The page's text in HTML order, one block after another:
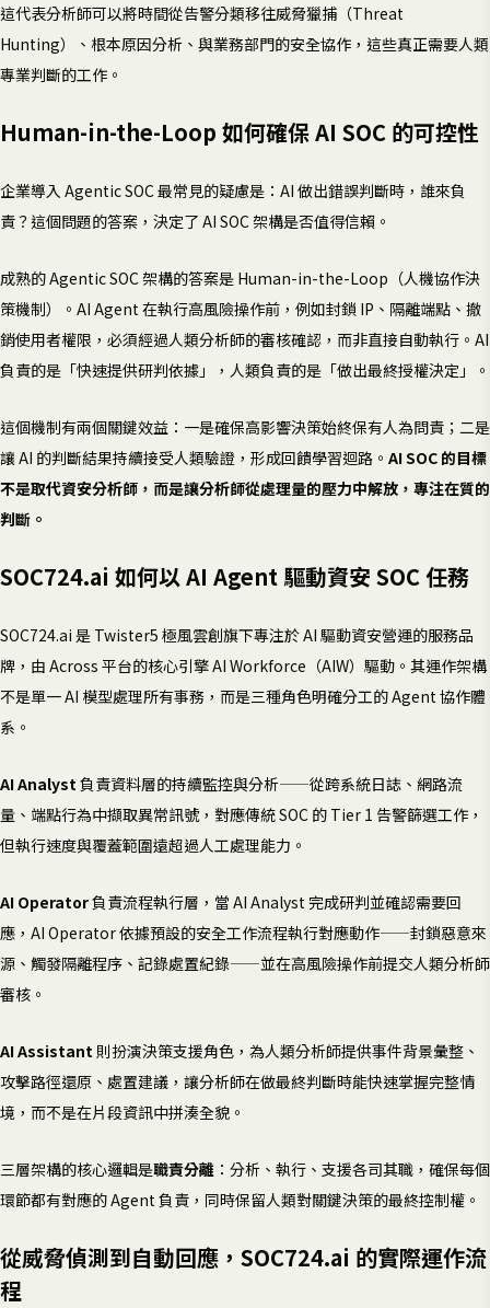
這代表分析師可以將時間從告警分類移往威脅獵捕（Threat
Hunting）、根本原因分析、與業務部門的安全協作，這些真正需要人類
專業判斷的工作。
Human-in-the-Loop 如何確保 AI SOC 的可控性
企業導入 Agentic SOC 最常見的疑慮是：AI 做出錯誤判斷時，誰來負
責？這個問題的答案，決定了 AI SOC 架構是否值得信賴。
成熟的 Agentic SOC 架構的答案是 Human-in-the-Loop（人機協作決
策機制）。AI Agent 在執行高風險操作前，例如封鎖 IP、隔離端點、撤
銷使用者權限，必須經過人類分析師的審核確認，而非直接自動執行。AI
負責的是「快速提供研判依據」，人類負責的是「做出最終授權決定」。
這個機制有兩個關鍵效益：一是確保高影響決策始終保有人為問責；二是
讓 AI 的判斷結果持續接受人類驗證，形成回饋學習迴路。 AI SOC 的目標
不是取代資安分析師，而是讓分析師從處理量的壓力中解放，專注在質的
判斷。
SOC724.ai 如何以 AI Agent 驅動資安 SOC 任務
SOC724.ai 是 Twister5 極風雲創旗下專注於 AI 驅動資安營運的服務品
牌，由 Across 平台的核心引擎 AI Workforce（AIW）驅動。其運作架構
不是單一 AI 模型處理所有事務，而是三種角色明確分工的 Agent 協作體
系。
AI Analyst負責資料層的持續監控與分析——從跨系統日誌、網路流
量、端點行為中擷取異常訊號，對應傳統 SOC 的 Tier 1 告警篩選工作，
但執行速度與覆蓋範圍遠超過人工處理能力。
AI Operator負責流程執行層，當 AI Analyst 完成研判並確認需要回
應，AI Operator 依據預設的安全工作流程執行對應動作——封鎖惡意來
源、觸發隔離程序、記錄處置紀錄——並在高風險操作前提交人類分析師
審核。
AI Assistant則扮演決策支援角色，為人類分析師提供事件背景彙整、
攻擊路徑還原、處置建議，讓分析師在做最終判斷時能快速掌握完整情
境，而不是在片段資訊中拼湊全貌。
三層架構的核心邏輯是職責分離 ：分析、執行、支援各司其職，確保每個
環節都有對應的 Agent 負責，同時保留人類對關鍵決策的最終控制權。
從威脅偵測到自動回應，SOC724.ai 的實際運作流
程